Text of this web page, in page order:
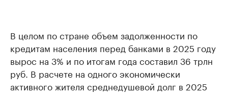
В целом по стране объем задолженности по
кредитам населения перед банками в 2025 году
вырос на 3% и по итогам года составил 36 трлн
руб. В расчете на одного экономически
активного жителя среднедушевой долг в 2025